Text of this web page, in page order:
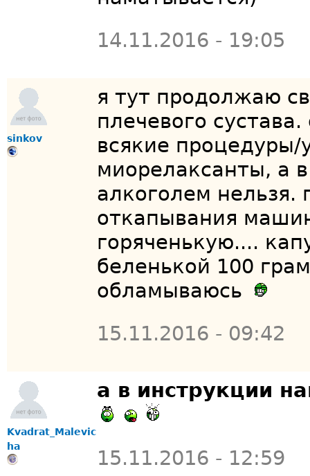
14.11.2016 - 19:05
sinkov
я тут продолжаю
плечевого
всякие
миорелаксанты, а
алкоголем нельзя.
откапывания
горяченькую....
беленькой 100
обламываюсь
15.11.2016 - 09:42
Kvadrat_Malevic
ha
а в инструкции
15.11.2016 - 12:59